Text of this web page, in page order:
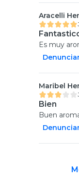
Aracelli
Es muy
Maribel
Bien
Buen